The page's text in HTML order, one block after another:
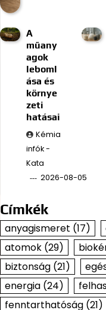
A
műany
agok
leboml
ása és
környe
zeti
hatásai
Kémia
infók -
Kata
2026-08-05
Címkék
anyagismeret (17)
atomok(29)
biztonság(21)
energia(24)
fenntarthatóság(21)